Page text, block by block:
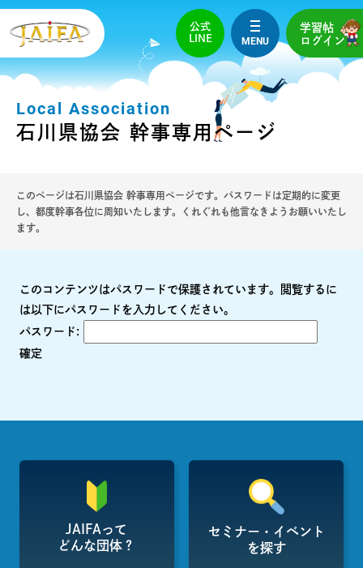
公式
LINE
MENU
学習帖
ログイン
Local Association
石川県協会 幹事専用ページ
このページは石川県協会 幹事専用ページです。パスワードは定期的に変更
し、都度幹事各位に周知いたします。くれぐれも他言なきようお願いいたし
ます。
このコンテンツはパスワードで保護されています。閲覧するに
は以下にパスワードを入力してください。
パスワード:
JAIFAって
どんな団体？
セミナー・イベント
を探す